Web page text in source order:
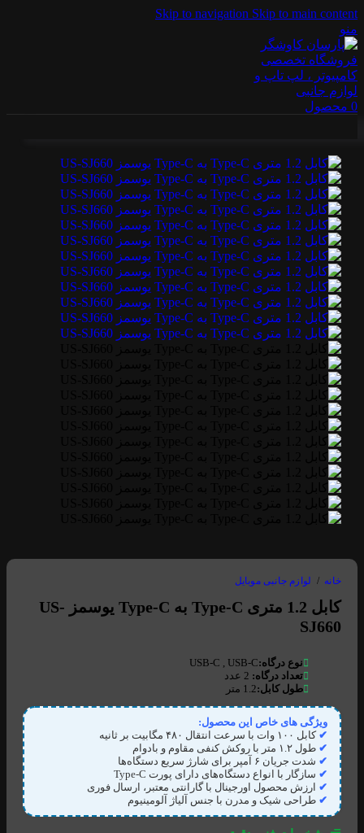
Skip to navigation Skip to main content
منو
0 محصول
خانه / لوازم جانبی موبایل
کابل 1.2 متری Type-C به Type-C یوسمز US-
SJ660
نوع درگاه:USB-C , USB-C
تعداد درگاه: 2 عدد
طول کابل:1.2 متر
ویژگی های خاص این محصول:
✔کابل ۱۰۰ وات با سرعت انتقال ۴۸۰ مگابیت بر ثانیه
✔ طول ۱.۲ متر با روکش کنفی مقاوم و بادوام
✔ شدت جریان ۶ آمپر برای شارژ سریع دستگاه‌ها
✔ سازگار با انواع دستگاه‌های دارای پورت Type-C
✔ ارزش محصول اورجینال با گارانتی معتبر، ارسال فوری
✔ طراحی شیک و مدرن با جنس آلیاژ آلومینیوم